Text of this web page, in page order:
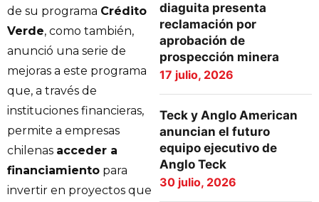
de su programa Crédito
Verde, como también,
anunció una serie de
mejoras a este programa
que, a través de
instituciones financieras,
permite a empresas
chilenas acceder a
financiamiento para
invertir en proyectos que
diaguita presenta
reclamación por
aprobación de
prospección minera
17 julio, 2026
Teck y Anglo American
anuncian el futuro
equipo ejecutivo de
Anglo Teck
30 julio, 2026